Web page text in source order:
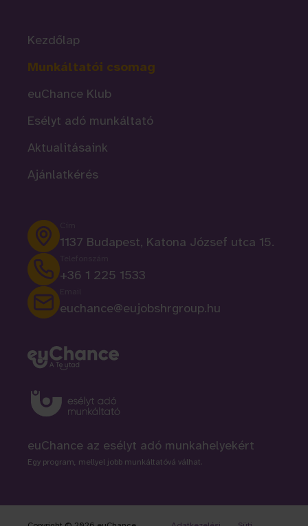
Kezdőlap
Munkáltatói csomag
euChance Klub
Esélyt adó munkáltató
Aktualitásaink
Ajánlatkérés
1137 Budapest, Katona József utca 15.
+36 1 225 1533
euchance@eujobshrgroup.hu
euChance az esélyt adó munkahelyekért
Egy program, mellyel jobb munkáltatóvá válhat.